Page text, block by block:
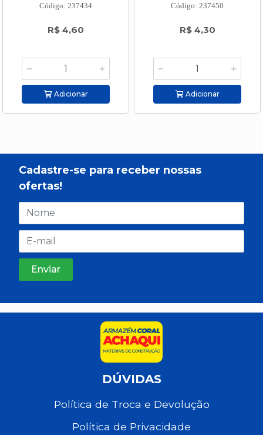
Código: 237434
R$ 4,60
Adicionar
Código: 237450
R$ 4,30
Adicionar
Cadastre-se para receber nossas
ofertas!
DÚVIDAS
Política de Troca e Devolução
Política de Privacidade